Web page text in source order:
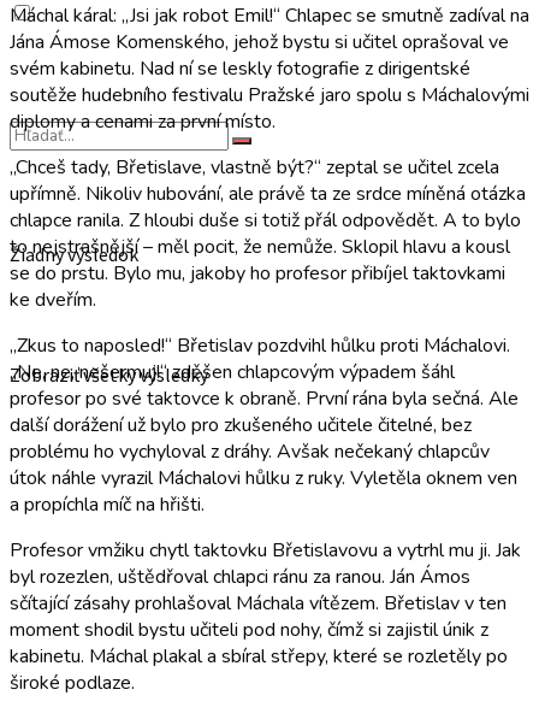
Žiadny výsledok
Zobraziť všetky výsledky
Máchal káral: „Jsi jak robot Emil!“ Chlapec se smutně zadíval na
Jána Ámose Komenského, jehož bystu si učitel oprašoval ve
svém kabinetu. Nad ní se leskly fotografie z dirigentské
soutěže hudebního festivalu Pražské jaro spolu s Máchalovými
diplomy a cenami za první místo.
„Chceš tady, Břetislave, vlastně být?“ zeptal se učitel zcela
upřímně. Nikoliv hubování, ale právě ta ze srdce míněná otázka
chlapce ranila. Z hloubi duše si totiž přál odpovědět. A to bylo
to nejstrašnější – měl pocit, že nemůže. Sklopil hlavu a kousl
se do prstu. Bylo mu, jakoby ho profesor přibíjel taktovkami
ke dveřím.
„Zkus to naposled!“ Břetislav pozdvihl hůlku proti Máchalovi.
„Ne, ne, nešermuj!“ zděšen chlapcovým výpadem šáhl
profesor po své taktovce k obraně. První rána byla sečná. Ale
další dorážení už bylo pro zkušeného učitele čitelné, bez
problému ho vychyloval z dráhy. Avšak nečekaný chlapcův
útok náhle vyrazil Máchalovi hůlku z ruky. Vyletěla oknem ven
a propíchla míč na hřišti.
Profesor vmžiku chytl taktovku Břetislavovu a vytrhl mu ji. Jak
byl rozezlen, uštědřoval chlapci ránu za ranou. Ján Ámos
sčítající zásahy prohlašoval Máchala vítězem. Břetislav v ten
moment shodil bystu učiteli pod nohy, čímž si zajistil únik z
kabinetu. Máchal plakal a sbíral střepy, které se rozletěly po
široké podlaze.